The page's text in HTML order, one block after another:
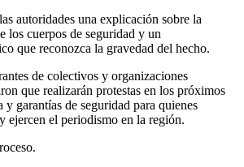
autoridades una explicación sobre la
los cuerpos de seguridad y un
que reconozca la gravedad del hecho.
de colectivos y organizaciones
que realizarán protestas en los próximos
garantías de seguridad para quienes
ejercen el periodismo en la región.